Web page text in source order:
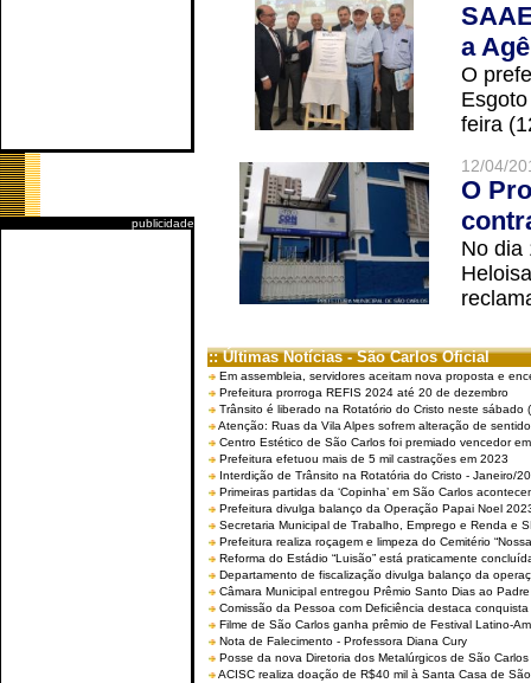
publicidade
a
O
feira
12/04/
O
No dia
:: Últimas Notícias - São Carlos Oficial
Em assembleia, servidores aceitam nova proposta e
Prefeitura prorroga REFIS 2024 até 20 de dezembro
Trânsito é liberado na Rotatório do Cristo neste sábado
Atenção: Ruas da Vila Alpes sofrem alteração de
Centro Estético de São Carlos foi premiado vencedor
Prefeitura efetuou mais de 5 mil castrações em 2023
Interdição de Trânsito na Rotatória do Cristo - Janeiro/
Primeiras partidas da ‘Copinha’ em São Carlos
Prefeitura divulga balanço da Operação Papai Noel
Secretaria Municipal de Trabalho, Emprego e Renda e
Prefeitura realiza roçagem e limpeza do Cemitério
Reforma do Estádio “Luisão” está praticamente
Departamento de fiscalização divulga balanço da
Câmara Municipal entregou Prêmio Santo Dias ao
Comissão da Pessoa com Deficiência destaca
Filme de São Carlos ganha prêmio de Festival Latino-
Nota de Falecimento - Professora Diana Cury
Posse da nova Diretoria dos Metalúrgicos de São
ACISC realiza doação de R$40 mil à Santa Casa de